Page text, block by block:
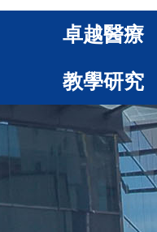
卓越醫療
教學研究